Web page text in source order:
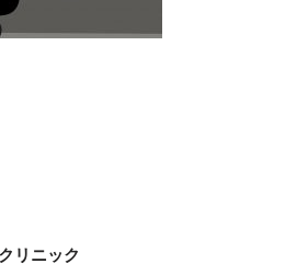
リニック